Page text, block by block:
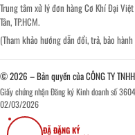
Trung tâm xử lý đơn hàng Cơ Khí Đại
Tân, TP.HCM.
(Tham khảo hướng dẫn đổi, trả, bảo
© 2026 – Bản quyền của CÔNG TY TNHH
Giấy chứng nhận Đăng ký Kinh doanh số
02/03/2026
ĐÃ ĐĂNG KÝ